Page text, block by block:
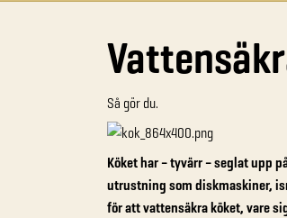
Så gör du.
Köket har – tyvärr – seglat upp
utrustning som diskmaskiner,
för att vattensäkra köket, vare